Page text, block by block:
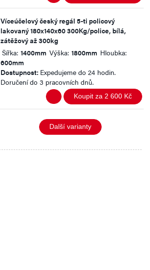
Víceúčelový český regál 5-ti policový
lakovaný 180x140x60 300Kg/police, bílá,
zátěžový až 300kg
Šířka: 1400mm Výška: 1800mm Hloubka:
600mm
Dostupnost: Expedujeme do 24 hodin.
Doručení do 3 pracovních dnů.
Koupit za 2 600 Kč
Další varianty